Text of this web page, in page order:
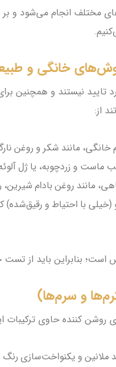
مختلف انجام می‌شود
خانگی و
تایید نیستند و همچنین
از:
خانگی، مانند شکر و روغن
ماست و زردچوبه، یا ژل
مانند روغن بادام
با احتیاط و
بنابراین باید از
و سرم‌ها)
روشن کننده حاوی ترکیبات
ملانین و یکنواخت‌سازی